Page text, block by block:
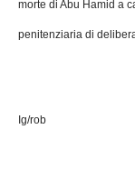
morte di Abu Hamid a
penitenziaria di
Ig/rob